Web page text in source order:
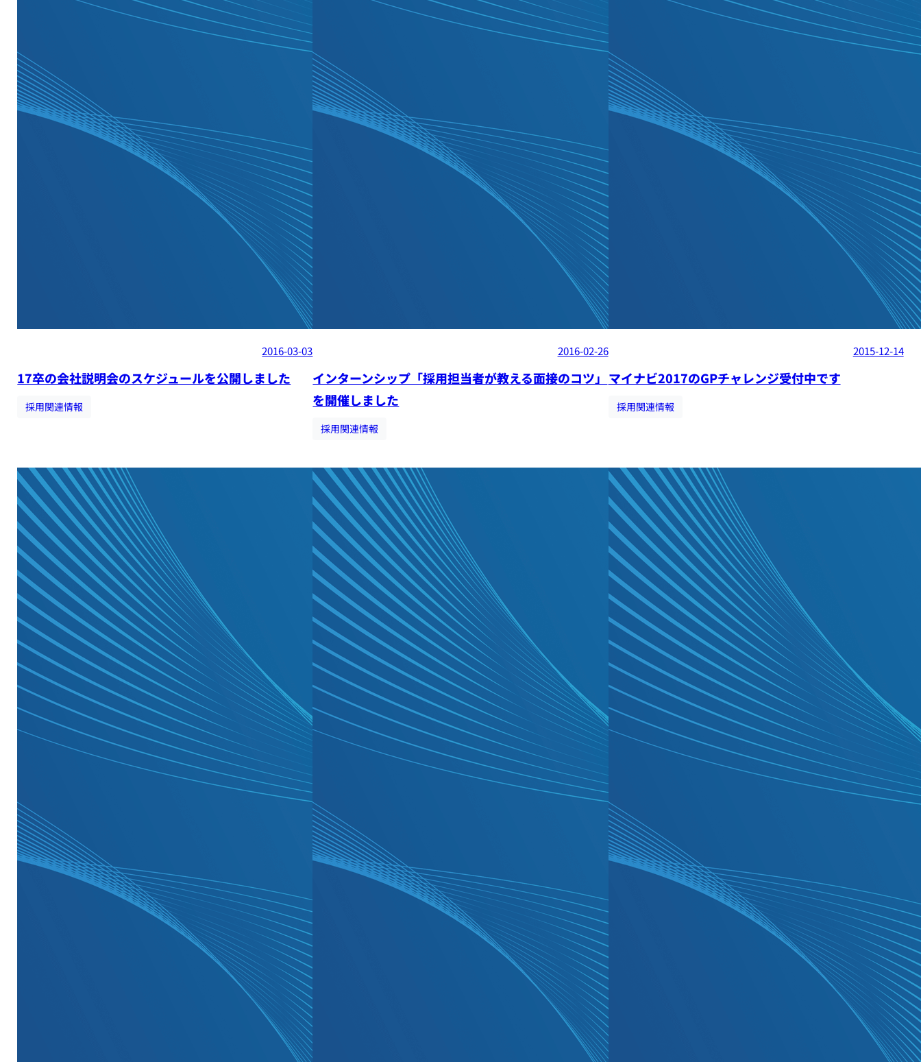
2016-03-03
17卒の会社説明会のスケジュールを公開しました
採用関連情報
2016-02-26
インターンシップ「採用担当者が教える面接のコツ」
を開催しました
採用関連情報
2015-12-14
マイナビ2017のGPチャレンジ受付中です
採用関連情報